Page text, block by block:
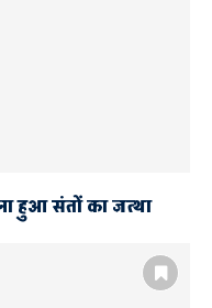
हुआ संतों का जत्था